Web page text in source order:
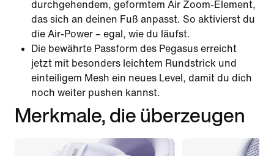
durchgehendem, geformtem Air Zoom-Element,
das sich an deinen Fuß anpasst. So aktivierst du
die Air-Power – egal, wie du läufst.
Die bewährte Passform des Pegasus erreicht
jetzt mit besonders leichtem Rundstrick und
einteiligem Mesh ein neues Level, damit du dich
noch weiter pushen kannst.
Merkmale, die überzeugen